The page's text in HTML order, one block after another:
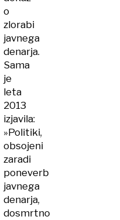
o
zlorabi
javnega
denarja.
Sama
je
leta
2013
izjavila:
»Politiki,
obsojeni
zaradi
poneverb
javnega
denarja,
dosmrtno